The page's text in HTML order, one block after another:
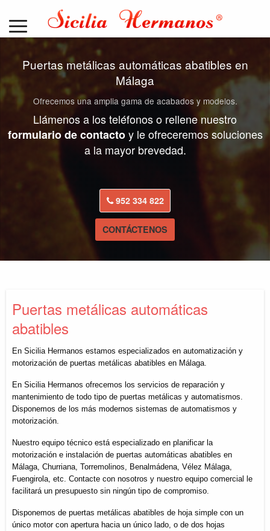
Puertas metálicas automáticas abatibles en
Málaga
Ofrecemos una amplia gama de acabados y modelos.
Llámenos a los teléfonos o rellene nuestro
formulario de contactoy le ofreceremos soluciones
a la mayor brevedad.
952 334 822
CONTÁCTENOS
Puertas metálicas automáticas
abatibles
En Sicilia Hermanos estamos especializados en automatización y
motorización de puertas metálicas abatibles en Málaga.
En Sicilia Hermanos ofrecemos los servicios de reparación y
mantenimiento de todo tipo de puertas metálicas y automatismos.
Disponemos de los más modernos sistemas de automatismos y
motorización.
Nuestro equipo técnico está especializado en planificar la
motorización e instalación de puertas automáticas abatibles en
Málaga, Churriana, Torremolinos, Benalmádena, Vélez Málaga,
Fuengirola, etc. Contacte con nosotros y nuestro equipo comercial le
facilitará un presupuesto sin ningún tipo de compromiso.
Disponemos de puertas metálicas abatibles de hoja simple con un
único motor con apertura hacia un único lado, o de dos hojas